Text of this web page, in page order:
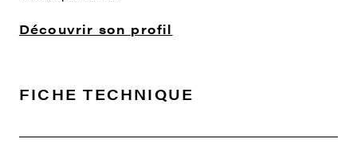
Découvrir son profil
FICHE TECHNIQUE